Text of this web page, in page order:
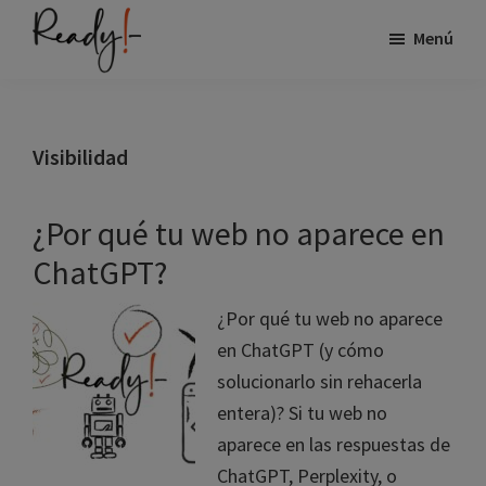
Saltar
Saltar
principal
visibilidad
en
internet
en
el
sector
industria
Menú
Visibilidad
¿Por qué tu web no aparece en
ChatGPT?
¿Por qué tu web no aparece
en ChatGPT (y cómo
solucionarlo sin rehacerla
entera)? Si tu web no
aparece en las respuestas de
ChatGPT, Perplexity, o